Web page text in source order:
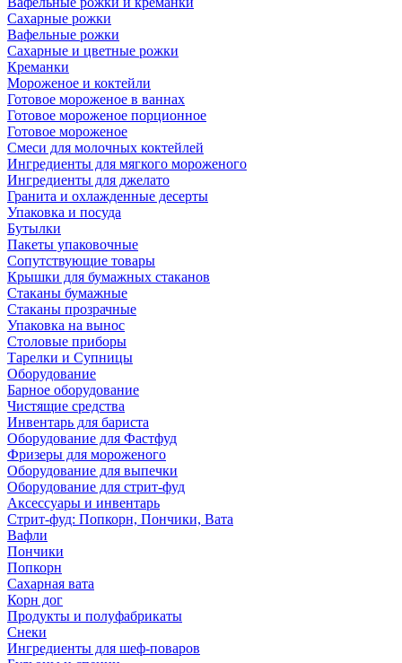
Сахарные рожки
Вафельные рожки
Сахарные и цветные рожки
Креманки
Мороженое и коктейли
Готовое мороженое в ваннах
Готовое мороженое порционное
Готовое мороженое
Смеси для молочных коктейлей
Ингредиенты для мягкого мороженого
Ингредиенты для джелато
Гранита и охлажденные десерты
Упаковка и посуда
Бутылки
Пакеты упаковочные
Сопутствующие товары
Крышки для бумажных стаканов
Стаканы бумажные
Стаканы прозрачные
Упаковка на вынос
Столовые приборы
Тарелки и Супницы
Оборудование
Барное оборудование
Чистящие средства
Инвентарь для бариста
Оборудование для Фастфуд
Фризеры для мороженого
Оборудование для выпечки
Оборудование для стрит-фуд
Аксессуары и инвентарь
Стрит-фуд: Попкорн, Пончики, Вата
Вафли
Пончики
Попкорн
Сахарная вата
Корн дог
Продукты и полуфабрикаты
Снеки
Ингредиенты для шеф-поваров